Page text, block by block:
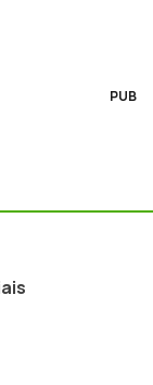
PUB